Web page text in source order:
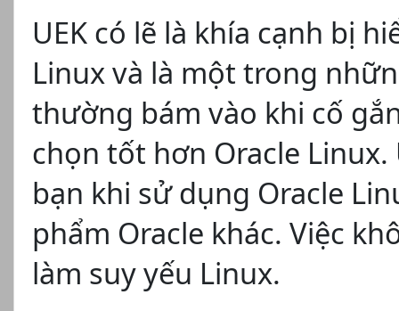
UEK có lẽ là khía cạnh bị
Linux và là một trong
thường bám vào khi cố
chọn tốt hơn Oracle
bạn khi sử dụng Oracle
phẩm Oracle khác. Việc
làm suy yếu Linux.